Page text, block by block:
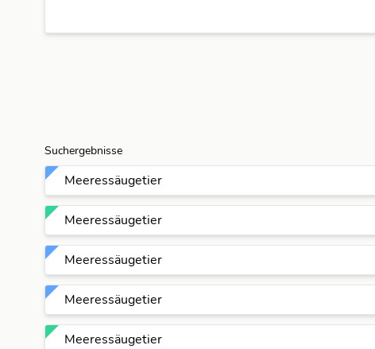
Suchergebnisse
Meeressäugetier
Meeressäugetier
Meeressäugetier
Meeressäugetier
Meeressäugetier